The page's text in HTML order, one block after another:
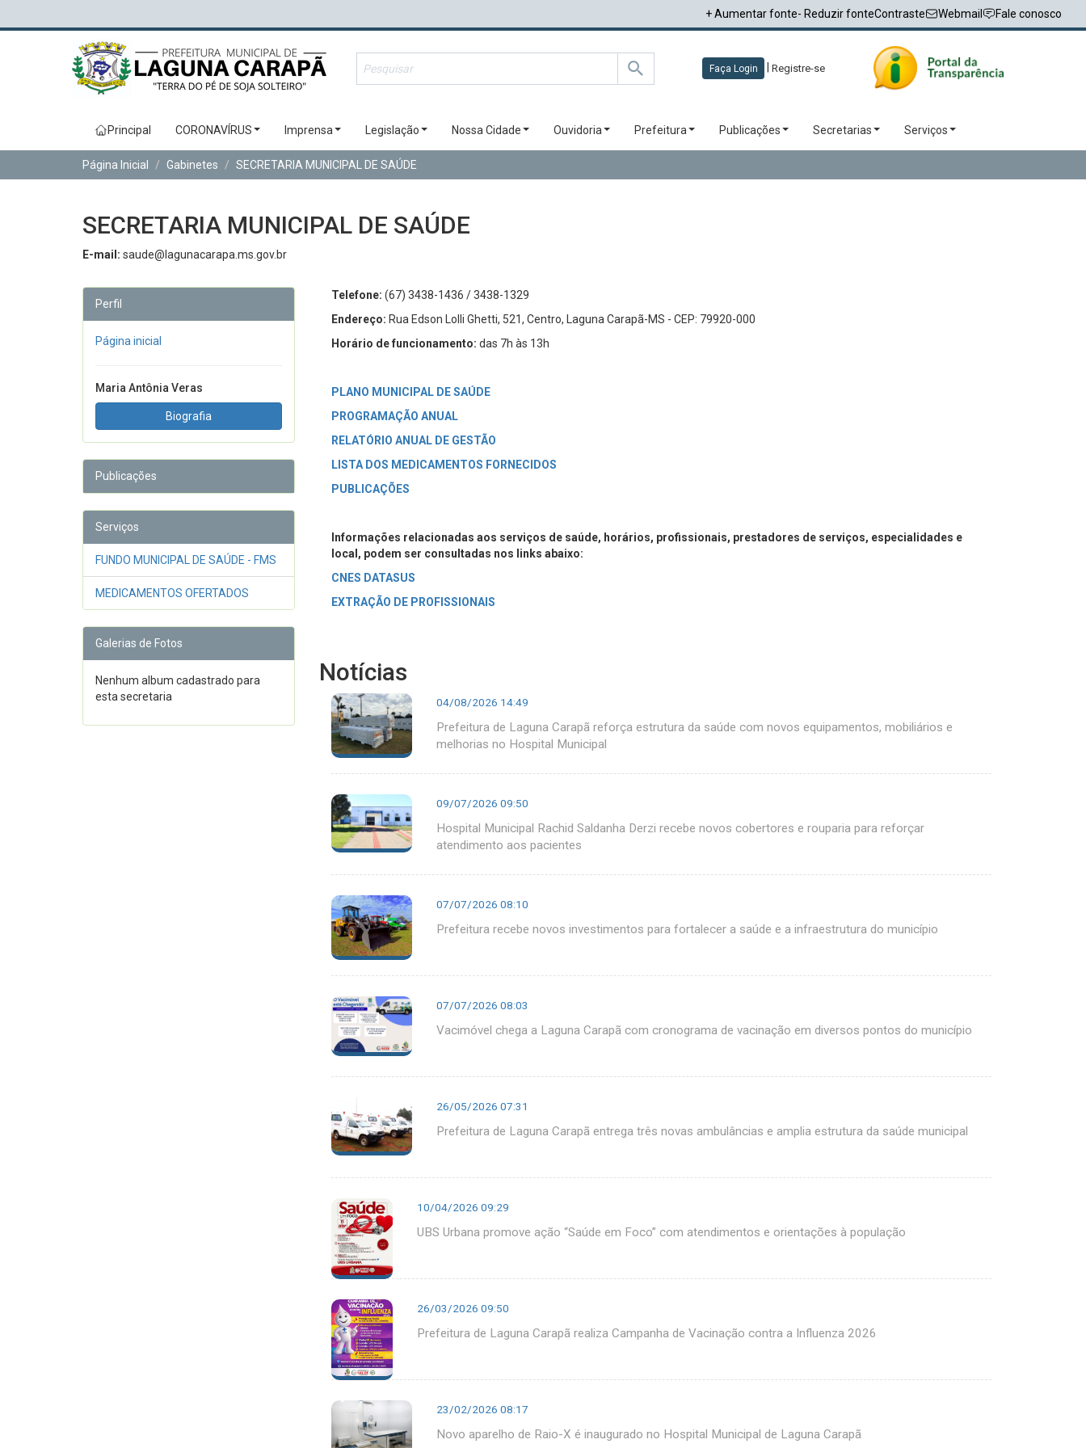
+ Aumentar fonte- Reduzir fonteContraste Webmail Fale conosco
Faça Login Registre-se
Principal CORONAVÍRUS Imprensa Legislação Nossa Cidade Ouvidoria Prefeitura Publicações Secretarias Serviços
Página Inicial Gabinetes SECRETARIA MUNICIPAL DE SAÚDE
SECRETARIA MUNICIPAL DE SAÚDE
E-mail: saude@lagunacarapa.ms.gov.br
Perfil
Página inicial
Maria Antônia Veras
Biografia
Publicações
Serviços
FUNDO MUNICIPAL DE SAÚDE - FMS
MEDICAMENTOS OFERTADOS
Galerias de Fotos
Nenhum album cadastrado para
esta secretaria
Telefone: (67) 3438-1436 / 3438-1329
Endereço: Rua Edson Lolli Ghetti, 521, Centro, Laguna Carapã-MS - CEP: 79920-000
Horário de funcionamento: das 7h às 13h
PLANO MUNICIPAL DE SAÚDE
PROGRAMAÇÃO ANUAL
RELATÓRIO ANUAL DE GESTÃO
LISTA DOS MEDICAMENTOS FORNECIDOS
PUBLICAÇÕES
Informações relacionadas aos serviços de saúde, horários, profissionais, prestadores de serviços, especialidades e
local, podem ser consultadas nos links abaixo:
CNES DATASUS
EXTRAÇÃO DE PROFISSIONAIS
Notícias
04/08/2026 14:49
Prefeitura de Laguna Carapã reforça estrutura da saúde com novos equipamentos, mobiliários e
melhorias no Hospital Municipal
09/07/2026 09:50
Hospital Municipal Rachid Saldanha Derzi recebe novos cobertores e rouparia para reforçar
atendimento aos pacientes
07/07/2026 08:10
Prefeitura recebe novos investimentos para fortalecer a saúde e a infraestrutura do município
07/07/2026 08:03
Vacimóvel chega a Laguna Carapã com cronograma de vacinação em diversos pontos do município
26/05/2026 07:31
Prefeitura de Laguna Carapã entrega três novas ambulâncias e amplia estrutura da saúde municipal
10/04/2026 09:29
UBS Urbana promove ação “Saúde em Foco” com atendimentos e orientações à população
26/03/2026 09:50
Prefeitura de Laguna Carapã realiza Campanha de Vacinação contra a Influenza 2026
23/02/2026 08:17
Novo aparelho de Raio-X é inaugurado no Hospital Municipal de Laguna Carapã